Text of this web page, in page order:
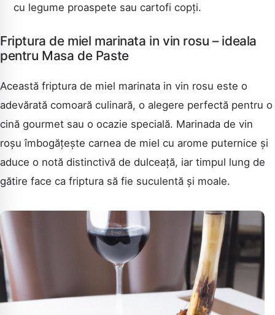
cu legume proaspete sau cartofi copți.
Friptura de miel marinata in vin rosu – ideala
pentru Masa de Paste
Această friptura de miel marinata in vin rosu este o
adevărată comoară culinară, o alegere perfectă pentru o
cină gourmet sau o ocazie specială. Marinada de vin
roșu îmbogățește carnea de miel cu arome puternice și
aduce o notă distinctivă de dulceață, iar timpul lung de
gătire face ca friptura să fie suculentă și moale.